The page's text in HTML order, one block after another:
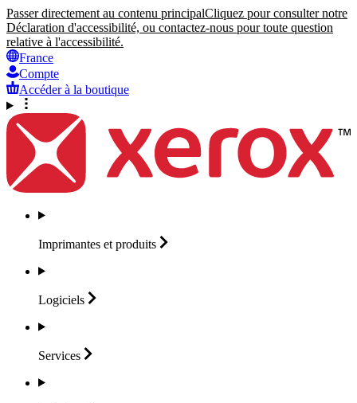
Passer directement au contenu principalCliquez pour consulter notre
Déclaration d'accessibilité, ou contactez-nous pour toute question
relative à l'accessibilité.
France
Compte
Accéder à la boutique
Imprimantes et produits
Logiciels
Services